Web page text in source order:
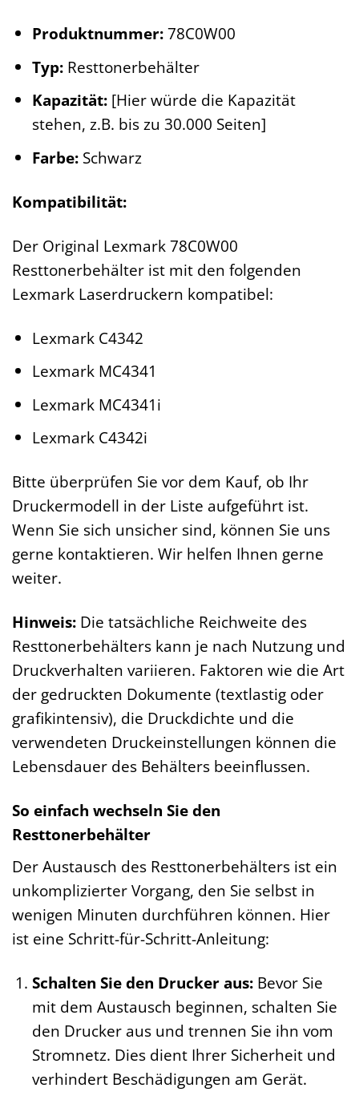
Produktnummer:78C0W00
Typ:Resttonerbehälter
Kapazität:[Hier würde die Kapazität
stehen, z.B. bis zu 30.000 Seiten]
Farbe:Schwarz
Kompatibilität:
Der Original Lexmark 78C0W00
Resttonerbehälter ist mit den folgenden
Lexmark Laserdruckern kompatibel:
Lexmark C4342
Lexmark MC4341
Lexmark MC4341i
Lexmark C4342i
Bitte überprüfen Sie vor dem Kauf, ob Ihr
Druckermodell in der Liste aufgeführt ist.
Wenn Sie sich unsicher sind, können Sie uns
gerne kontaktieren. Wir helfen Ihnen gerne
weiter.
Hinweis: Die tatsächliche Reichweite des
Resttonerbehälters kann je nach Nutzung und
Druckverhalten variieren. Faktoren wie die Art
der gedruckten Dokumente (textlastig oder
grafikintensiv), die Druckdichte und die
verwendeten Druckeinstellungen können die
Lebensdauer des Behälters beeinflussen.
So einfach wechseln Sie den
Resttonerbehälter
Der Austausch des Resttonerbehälters ist ein
unkomplizierter Vorgang, den Sie selbst in
wenigen Minuten durchführen können. Hier
ist eine Schritt-für-Schritt-Anleitung:
Schalten Sie den Drucker aus:Bevor Sie
mit dem Austausch beginnen, schalten Sie
den Drucker aus und trennen Sie ihn vom
Stromnetz. Dies dient Ihrer Sicherheit und
verhindert Beschädigungen am Gerät.